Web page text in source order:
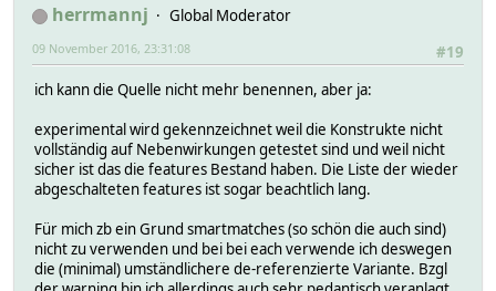
herrmannj
Global Moderator
#19
09 November 2016, 23:31:08
ich kann die Quelle nicht mehr benennen, aber ja:
experimental wird gekennzeichnet weil die Konstrukte nicht
vollständig auf Nebenwirkungen getestet sind und weil nicht
sicher ist das die features Bestand haben. Die Liste der wieder
abgeschalteten features ist sogar beachtlich lang.
Für mich zb ein Grund smartmatches (so schön die auch sind)
nicht zu verwenden und bei bei each verwende ich deswegen
die (minimal) umständlichere de-referenzierte Variante. Bzgl